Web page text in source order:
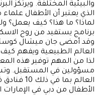
والبيئية المختلفة. ويرتكز
الذي يعتبر أن الأطفال
لماذا؟ ما هذا؟ كيف يعمل؟
برنامج يستفيد من روح
وقد أمضى جان ميشال
العالم الطبيعية ويفهم
لذا من المهم توفير هذه
العالم
الأطفال من دبي في